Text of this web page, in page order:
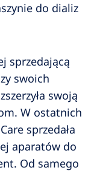
do dializ
sprzedającą
swoich
swoją
W ostatnich
sprzedała
aparatów do
Od samego